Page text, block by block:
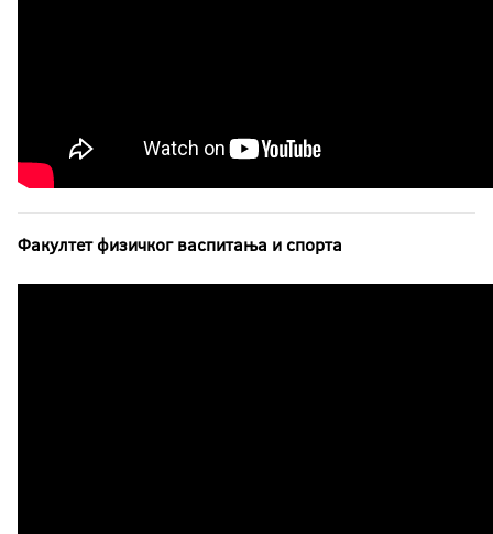
Факултет физичког васпитања и спорта